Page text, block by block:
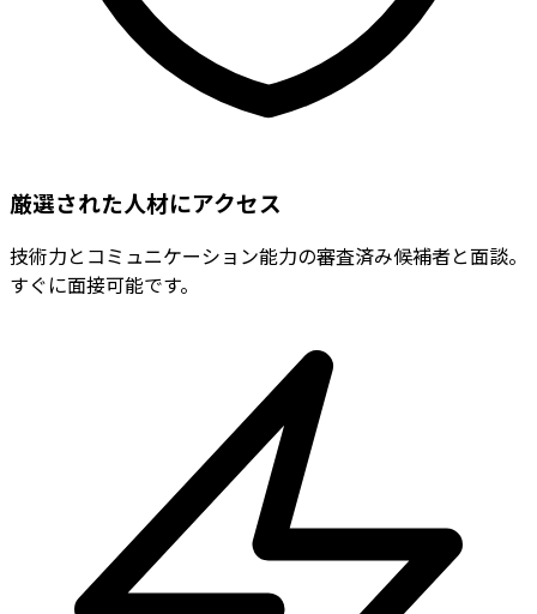
厳選された人材にアクセス
技術力とコミュニケーション能力の審査済み候補者と面談。
すぐに面接可能です。